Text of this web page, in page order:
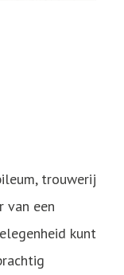
trouwerij
van een
kunt